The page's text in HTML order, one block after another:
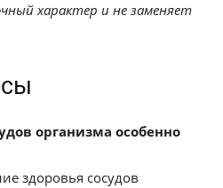
характер и не заменяет
организма особенно
здоровья сосудов